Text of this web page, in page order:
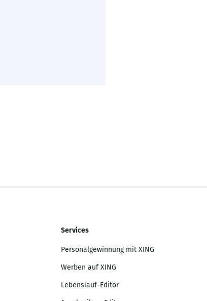
Services
Personalgewinnung mit XING
Werben auf XING
Lebenslauf-Editor